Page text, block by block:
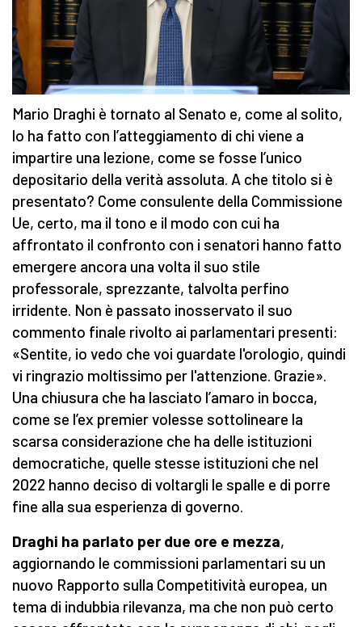
Mario Draghi è tornato al Senato e, come al solito,
lo ha fatto con l’atteggiamento di chi viene a
impartire una lezione, come se fosse l’unico
depositario della verità assoluta. A che titolo si è
presentato? Come consulente della Commissione
Ue, certo, ma il tono e il modo con cui ha
affrontato il confronto con i senatori hanno fatto
emergere ancora una volta il suo stile
professorale, sprezzante, talvolta perfino
irridente. Non è passato inosservato il suo
commento finale rivolto ai parlamentari presenti:
«Sentite, io vedo che voi guardate l'orologio, quindi
vi ringrazio moltissimo per l'attenzione. Grazie».
Una chiusura che ha lasciato l’amaro in bocca,
come se l’ex premier volesse sottolineare la
scarsa considerazione che ha delle istituzioni
democratiche, quelle stesse istituzioni che nel
2022 hanno deciso di voltargli le spalle e di porre
fine alla sua esperienza di governo.
Draghi ha parlato per due ore e mezza,
aggiornando le commissioni parlamentari su un
nuovo Rapporto sulla Competitività europea, un
tema di indubbia rilevanza, ma che non può certo